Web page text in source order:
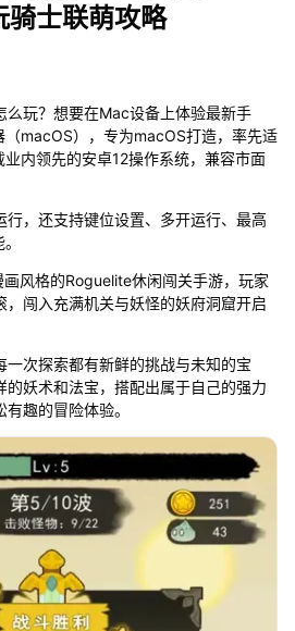
士联萌攻略
么玩？想要在Mac设备上体验最新手
macOS），专为macOS打造，率先适
内领先的安卓12操作系统，兼容市面
，还支持键位设置、多开运行、最高
画风格的Roguelite休闲闯关手游，玩家
闯入充满机关与妖怪的妖府洞窟开启
次探索都有新鲜的挑战与未知的宝
妖术和法宝，搭配出属于自己的强力
趣的冒险体验。